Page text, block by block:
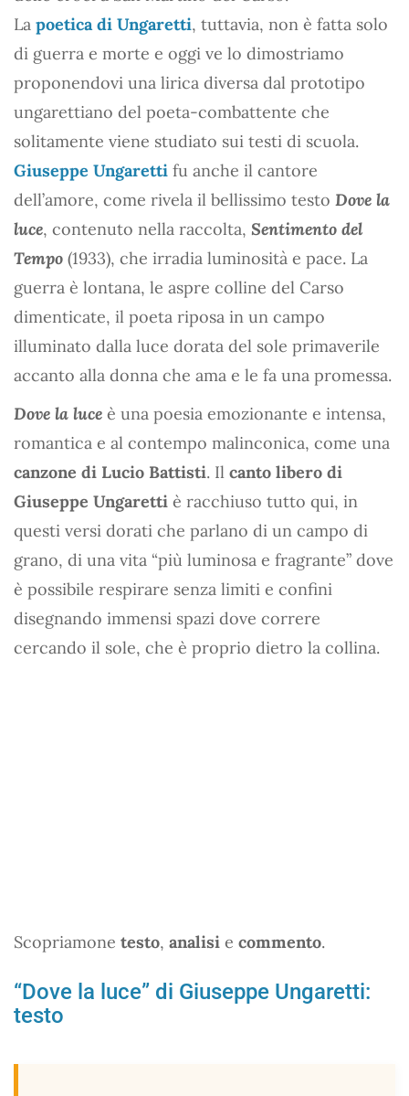
La poetica di Ungaretti, tuttavia, non è fatta solo
di guerra e morte e oggi ve lo dimostriamo
proponendovi una lirica diversa dal prototipo
ungarettiano del poeta-combattente che
solitamente viene studiato sui testi di scuola.
Giuseppe Ungaretti fu anche il cantore
dell’amore, come rivela il bellissimo testo Dove la
luce, contenuto nella raccolta, Sentimento del
Tempo (1933), che irradia luminosità e pace. La
guerra è lontana, le aspre colline del Carso
dimenticate, il poeta riposa in un campo
illuminato dalla luce dorata del sole primaverile
accanto alla donna che ama e le fa una promessa.
Dove la luce è una poesia emozionante e intensa,
romantica e al contempo malinconica, come una
canzone di Lucio Battisti. Il canto libero di
Giuseppe Ungaretti è racchiuso tutto qui, in
questi versi dorati che parlano di un campo di
grano, di una vita “più luminosa e fragrante” dove
è possibile respirare senza limiti e confini
disegnando immensi spazi dove correre
cercando il sole, che è proprio dietro la collina.
Scopriamone testo, analisi e commento.
“Dove la luce” di Giuseppe Ungaretti:
testo